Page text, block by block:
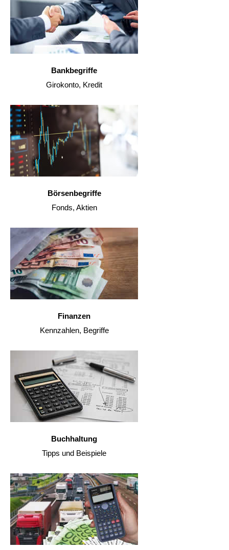
Bankbegriffe
Girokonto, Kredit
Börsenbegriffe
Fonds, Aktien
Finanzen
Kennzahlen, Begriffe
Buchhaltung
Tipps und Beispiele